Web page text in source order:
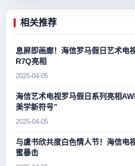
相关推荐
息屏即画廊！海信罗马假日艺术电
R7Q亮相
2025-04-05
海信艺术电视罗马假日系列亮相
美学新符号”
2025-04-05
与虞书欣共度白色情人节！海信电
蜜暴击